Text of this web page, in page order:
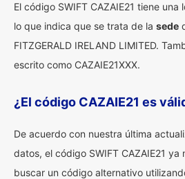
El código SWIFT CAZAIE21 tiene
lo que indica que se trata de la sede
FITZGERALD IRELAND LIMITED.
escrito como CAZAIE21XXX.
¿El código CAZAIE21 es
De acuerdo con nuestra última
datos, el código SWIFT CAZAIE21
buscar un código alternativo